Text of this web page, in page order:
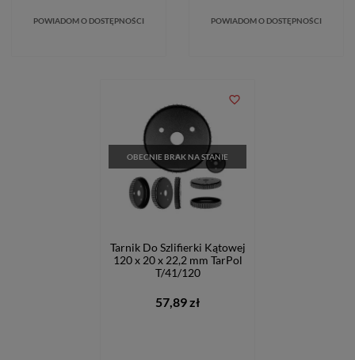
POWIADOM O DOSTĘPNOŚCI POWIADOM O DOSTĘPNOŚCI
OBECNIE BRAK NA STANIE
Tarnik Do Szlifierki Kątowej
120 x 20 x 22,2 mm TarPol
T/41/120
57,89 zł
favorite_border